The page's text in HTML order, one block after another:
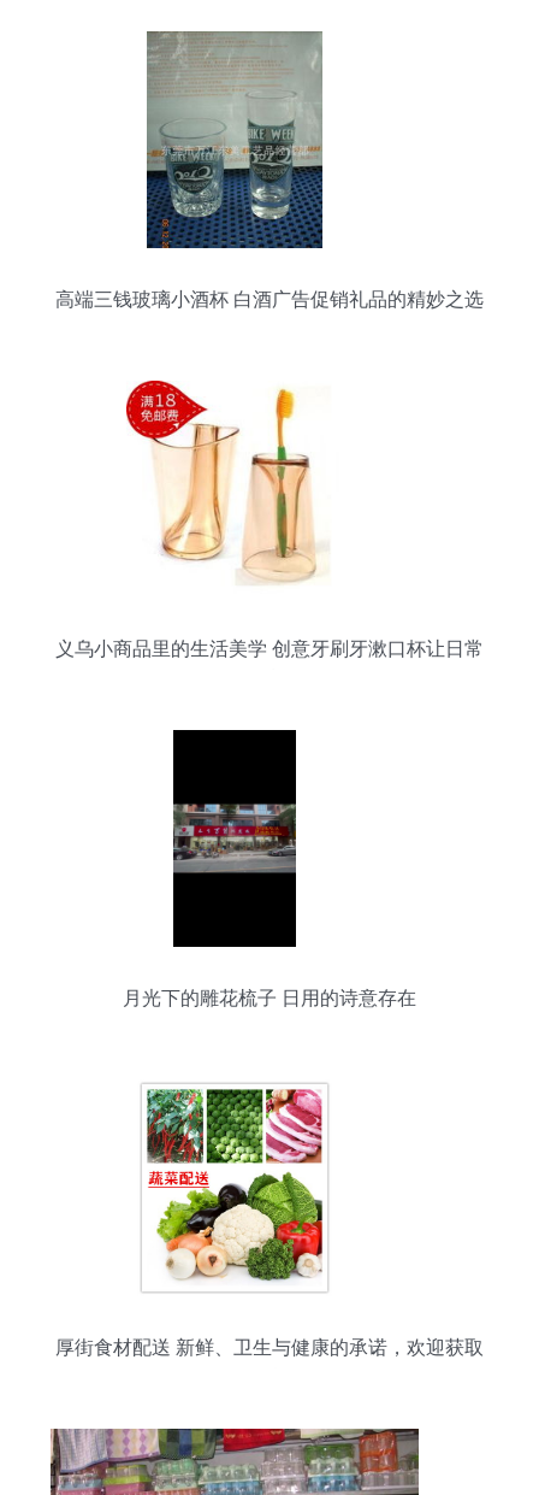
高端三钱玻璃小酒杯 白酒广告促销礼品的精妙之选
义乌小商品里的生活美学 创意牙刷牙漱口杯让日常
月光下的雕花梳子 日用的诗意存在
厚街食材配送 新鲜、卫生与健康的承诺，欢迎获取